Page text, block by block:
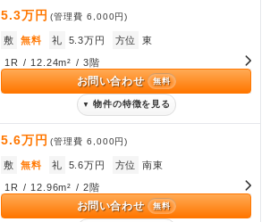
5.3万円 (管理費6,000円)
敷 無料 礼 5.3万円 方位 東
1R / 12.24m² / 3階
お問い合わせ 無料
▼ 物件の特徴を見る
5.6万円 (管理費6,000円)
敷 無料 礼 5.6万円 方位 南東
1R / 12.96m² / 2階
お問い合わせ 無料